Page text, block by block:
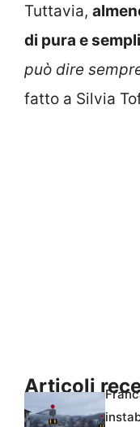
Tuttavia,
di pura e
può dire
fatto a Silvia
Articoli